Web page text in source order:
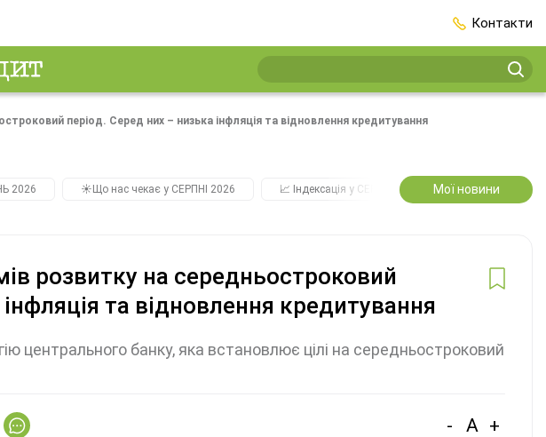
Контакти
період. Серед них – низька інфляція та відновлення кредитування
2026 ☀️Що нас чекає у СЕРПНІ 2026 📈 Індексація у СЕРПНІ 2️⃣0️⃣2️⃣7️⃣ Усі
Мої новини
розвитку на середньостроковий
та відновлення кредитування
центрального банку, яка встановлює цілі на середньостроковий
- A +